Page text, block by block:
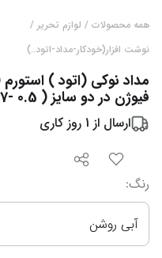
همه محصولات / لوازم تحریر /
نوشت افزار(خودکار-مداد-اتود..)
فیوژن در دو سایز ( 0.5 -0.7 ...
ارسال از 1 روز کاری
رنگ:
آبی روشن